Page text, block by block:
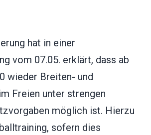
hat in einer
vom 07.05. erklärt, dass ab
wieder Breiten- und
Freien unter strengen
möglich ist. Hierzu
sofern dies